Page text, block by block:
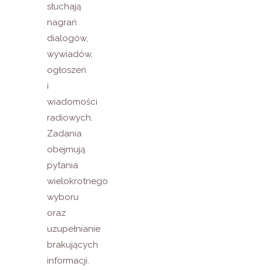
słuchają
nagrań
dialogów,
wywiadów,
ogłoszeń
i
wiadomości
radiowych.
Zadania
obejmują
pytania
wielokrotnego
wyboru
oraz
uzupełnianie
brakujących
informacji.